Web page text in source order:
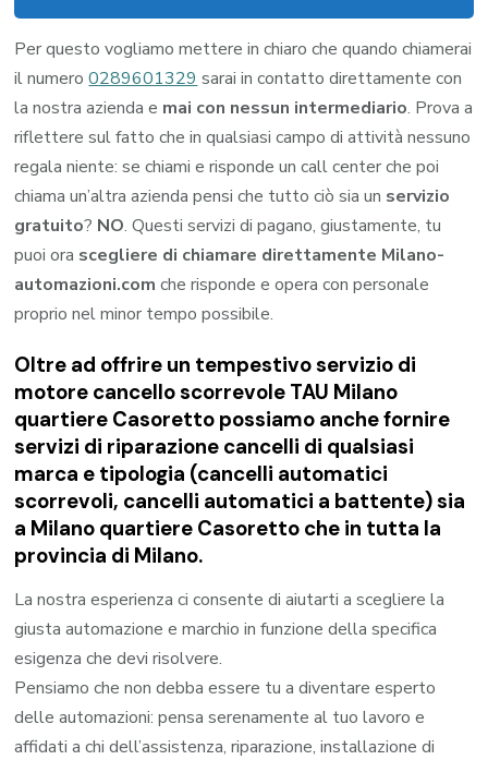
Per questo vogliamo mettere in chiaro che quando chiamerai
il numero0289601329sarai in contatto direttamente con
la nostra azienda e mai con nessun intermediario. Prova a
riflettere sul fatto che in qualsiasi campo di attività nessuno
regala niente: se chiami e risponde un call center che poi
chiama un’altra azienda pensi che tutto ciò sia un servizio
gratuito? NO. Questi servizi di pagano, giustamente, tu
puoi ora scegliere di chiamare direttamente Milano-
automazioni.com che risponde e opera con personale
proprio nel minor tempo possibile.
Oltre ad offrire un tempestivo servizio di
motore cancello scorrevole TAU Milano
quartiere Casoretto possiamo anche fornire
servizi di riparazione cancelli di qualsiasi
marca e tipologia (cancelli automatici
scorrevoli, cancelli automatici a battente) sia
a Milano quartiere Casoretto che in tutta la
provincia di Milano.
La nostra esperienza ci consente di aiutarti a scegliere la
giusta automazione e marchio in funzione della specifica
esigenza che devi risolvere.
Pensiamo che non debba essere tu a diventare esperto
delle automazioni: pensa serenamente al tuo lavoro e
affidati a chi dell’assistenza, riparazione, installazione di